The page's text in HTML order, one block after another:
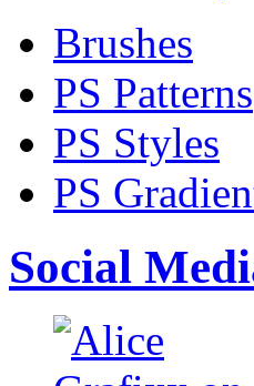
Brushes
PS Patterns
PS Styles
PS
Social